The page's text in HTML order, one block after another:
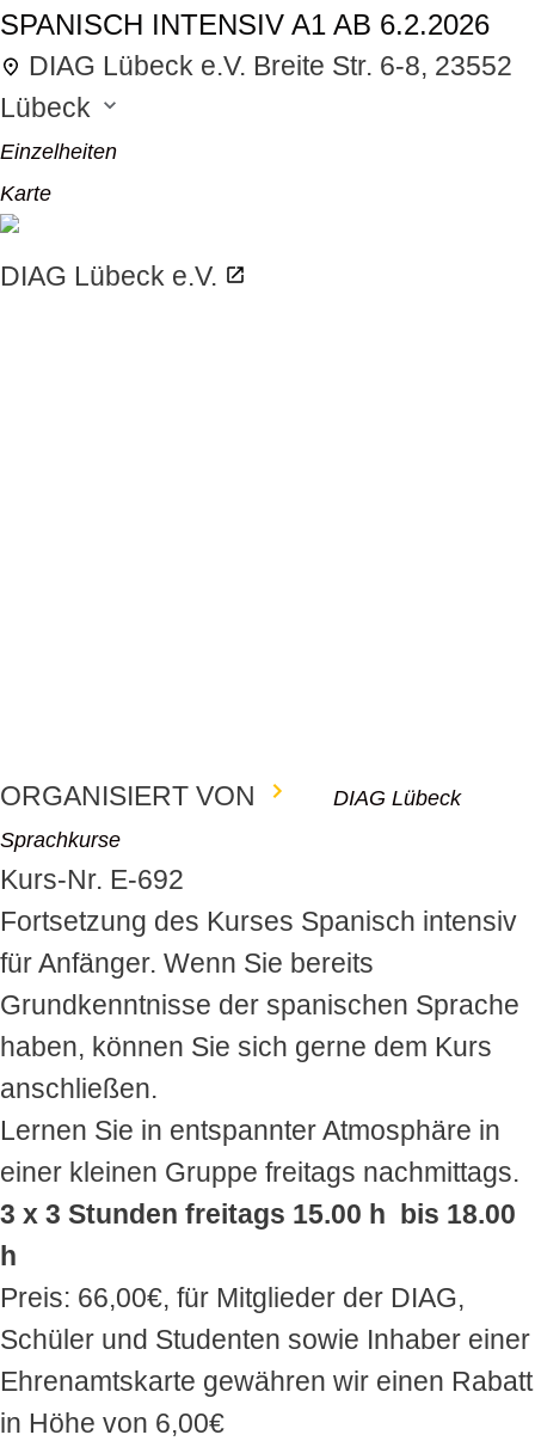
SPANISCH INTENSIV A1 AB 6.2.2026
DIAG Lübeck e.V. Breite Str. 6-8, 23552
Lübeck
Einzelheiten
Karte
DIAG Lübeck e.V.
ORGANISIERT VON
DIAG Lübeck
Sprachkurse
Kurs-Nr. E-692
Fortsetzung des Kurses Spanisch intensiv
für Anfänger. Wenn Sie bereits
Grundkenntnisse der spanischen Sprache
haben, können Sie sich gerne dem Kurs
anschließen.
Lernen Sie in entspannter Atmosphäre in
einer kleinen Gruppe freitags nachmittags.
3 x 3 Stunden freitags 15.00 h bis 18.00
h
Preis: 66,00€, für Mitglieder der DIAG,
Schüler und Studenten sowie Inhaber einer
Ehrenamtskarte gewähren wir einen Rabatt
in Höhe von 6,00€